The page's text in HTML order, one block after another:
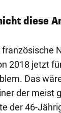
diese
2018 jetzt
Das
der meist
der 46-